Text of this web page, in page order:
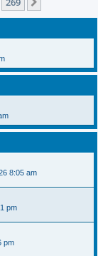
8:05 am
pm
pm